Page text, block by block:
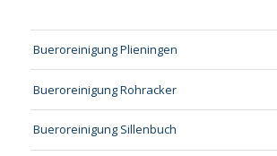
Bueroreinigung Plieningen
Bueroreinigung Rohracker
Bueroreinigung Sillenbuch